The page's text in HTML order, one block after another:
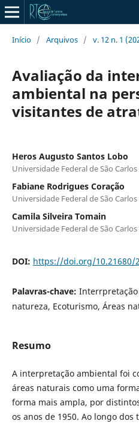
Início / Arquivos / v. 12 n. 1
Avaliação da
ambiental na
visitantes de
Heros Augusto Santos Lobo
Universidade Federal de São Carlos
Fabiane Rodrigues Coração
Universidade Federal de São Carlos
Camila Silveira Tomain
Universidade Federal de São Carlos
DOI: https://doi.org/10.21680/
Palavras-chave:
natureza, Ecoturismo, Áreas
Resumo
A interpretação ambiental foi
áreas naturais como uma
forma mais ampla, por
os anos de 1950. Ao longo